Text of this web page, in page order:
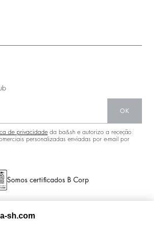
OK
de privacidade da ba&sh e autorizo a receção
personalizadas enviadas por e-mail por
Somos certificados B Corp
sh.com